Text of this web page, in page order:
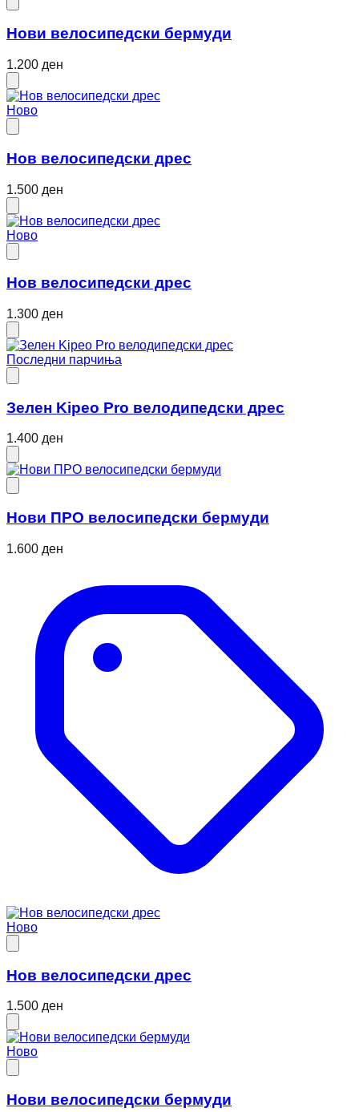
Нови велосипедски бермуди
1.200 ден
Ново
Нов велосипедски дрес
1.500 ден
Ново
Нов велосипедски дрес
1.300 ден
Последни парчиња
Зелен Kipeo Pro велодипедски дрес
1.400 ден
Нови ПРО велосипедски бермуди
1.600 ден
Ново
Нов велосипедски дрес
1.500 ден
Ново
Нови велосипедски бермуди